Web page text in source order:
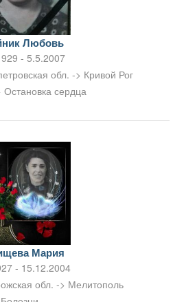
Любовь
- 5.5.2007
обл. -> Кривой Рог
Остановка сердца
Мария
- 15.12.2004
обл. -> Мелитополь